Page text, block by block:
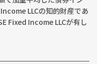
LLCの知的財産であ
Fixed Income LLCが有し